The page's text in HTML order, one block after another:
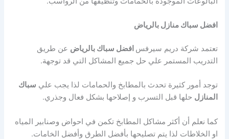
افضل سباك منازل بالرياض
تعتمد شركة دريم سيرفس افضل سباك بالرياض عن طريق
التدريب المستمر علي حل جميع المشاكل التي قد توجهة.
توجد أمور كثيرة تحدث بالمطابخ والحمامات لذا يجب علي سباك
المنازل حلها قبل التسرب و إصلاحها بشكل فعال وجذري.
كما نعلم أن أكثر مشاكل المطابخ تكمن في احواض وصنابير المياه
او الخلاطات لذا يتم تصليحها بأفضل الطرق وأفضل الخامات.